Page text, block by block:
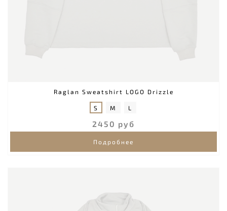
Raglan Sweatshirt LOGO Drizzle
S M L
2450 руб
Подробнее